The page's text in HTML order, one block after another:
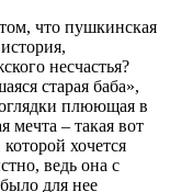
что пушкинская
несчастья?
старая баба»,
оглядки плюющая в
– такая вот
хочется
ведь она с
для нее